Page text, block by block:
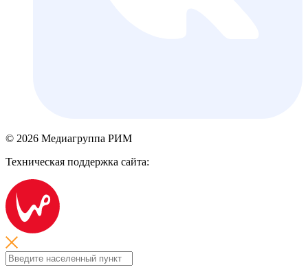
© 2026 Медиагруппа РИМ
Техническая поддержка сайта: